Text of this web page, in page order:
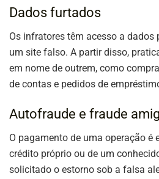
Dados furtados
Os infratores têm acesso a dados
um site falso. A partir disso,
em nome de outrem, como
de contas e pedidos de
Autofraude e fraude
O pagamento de uma operação é
crédito próprio ou de um
solicitado o estorno sob a falsa